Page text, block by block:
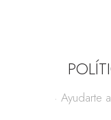
· Ayudarte